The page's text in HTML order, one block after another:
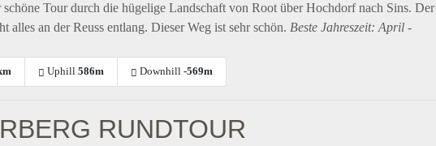
schöne Tour durch die hügelige Landschaft von Root über Hochdorf nach Sins. Der
alles an der Reuss entlang. Dieser Weg ist sehr schön. Beste Jahreszeit: April -
Uphill586m Downhill-569m
RUNDTOUR